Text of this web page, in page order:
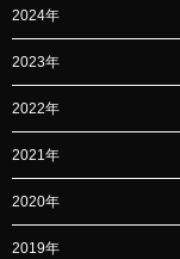
2024年
2023年
2022年
2021年
2020年
2019年